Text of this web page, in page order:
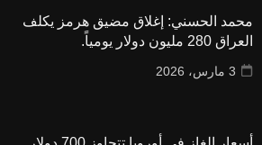
محمد الحسني: إغلاق مضيق هرمز يكلف
العراق 280 مليون دولار يومياً.
3 مارس، 2026